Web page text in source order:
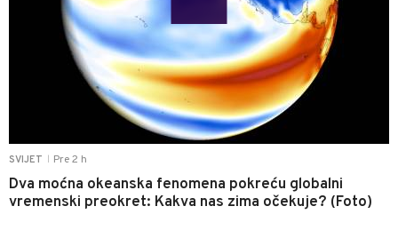
SVIJET Pre 2 h
Dva moćna okeanska fenomena pokreću globalni
vremenski preokret: Kakva nas zima očekuje? (Foto)